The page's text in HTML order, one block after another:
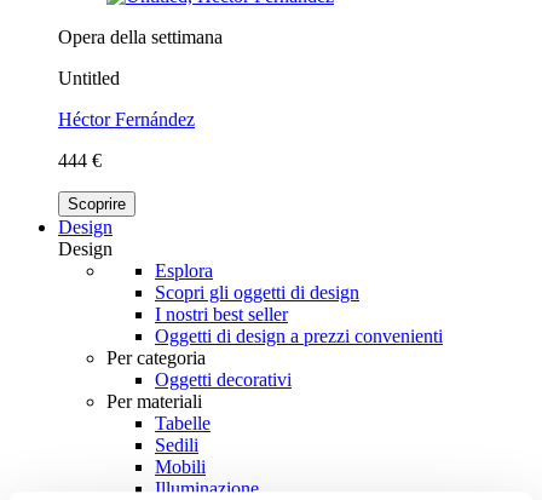
Opera della settimana
Untitled
Héctor Fernández
444 €
Scoprire
Design
Design
Esplora
Scopri gli oggetti di design
I nostri best seller
Oggetti di design a prezzi convenienti
Per categoria
Oggetti decorativi
Per materiali
Tabelle
Sedili
Mobili
Illuminazione